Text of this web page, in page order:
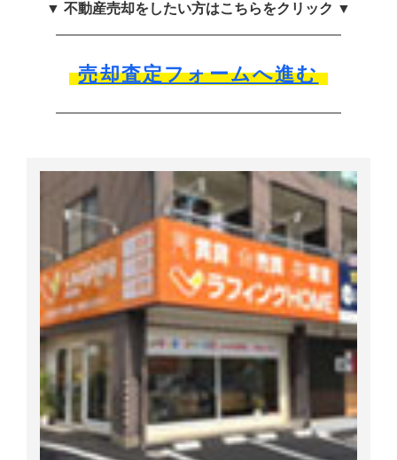
▼ 不動産売却をしたい方はこちらをクリック ▼
売却査定フォームへ進む